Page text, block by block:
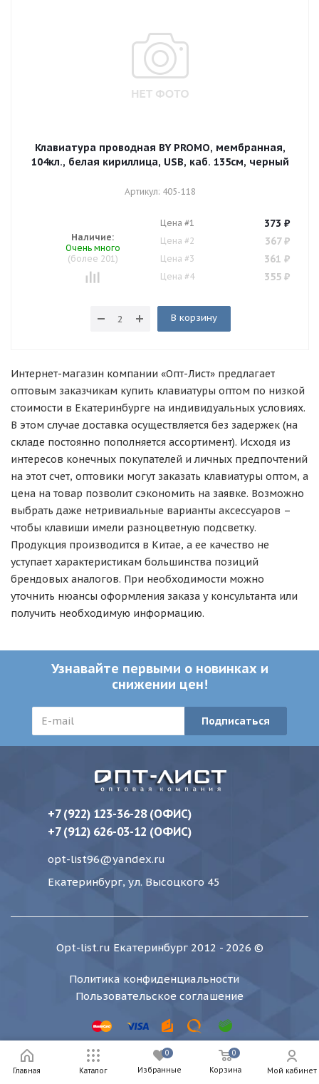
Клавиатура проводная BY PROMO, мембранная,
104кл., белая кириллица, USB, каб. 135см, черный
Артикул: 405-118
Наличие:
Очень много
(более 201)
Цена #1 373 ₽
Цена #2 367₽
Цена #3 361 ₽
Цена #4 355 ₽
В корзину
Интернет-магазин компании «Опт-Лист» предлагает
оптовым заказчикам купить клавиатуры оптом по низкой
стоимости в Екатеринбурге на индивидуальных условиях.
В этом случае доставка осуществляется без задержек (на
складе постоянно пополняется ассортимент). Исходя из
интересов конечных покупателей и личных предпочтений
на этот счет, оптовики могут заказать клавиатуры оптом, а
цена на товар позволит сэкономить на заявке. Возможно
выбрать даже нетривиальные варианты аксессуаров –
чтобы клавиши имели разноцветную подсветку.
Продукция производится в Китае, а ее качество не
уступает характеристикам большинства позиций
брендовых аналогов. При необходимости можно
уточнить нюансы оформления заказа у консультанта или
получить необходимую информацию.
Узнавайте первыми о новинках и
снижении цен!
+7 (922) 123-36-28 (ОФИС)
+7 (912) 626-03-12 (ОФИС)
opt-list96@yandex.ru
Екатеринбург, ул. Высоцкого 45
Opt-list.ru Екатеринбург 2012 - 2026 ©
Политика конфиденциальности
Пользовательское соглашение
Главная Каталог
0
Избранные
0
Корзина
Мой кабинет